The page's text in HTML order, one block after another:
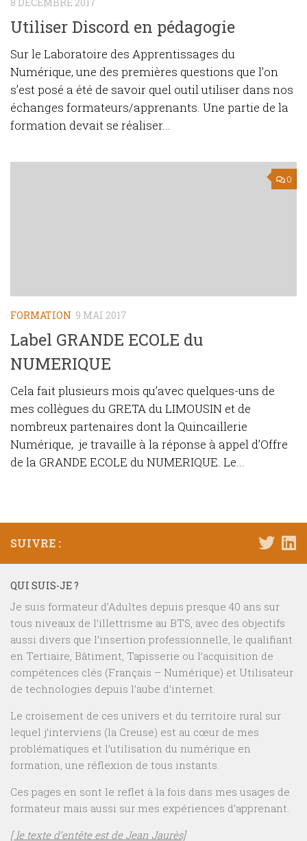
8 DÉCEMBRE 2017
Utiliser Discord en pédagogie
Sur le Laboratoire des Apprentissages du
Numérique, une des premières questions que l’on
s’est posé a été de savoir quel outil utiliser dans nos
échanges formateurs/apprenants. Une partie de la
formation devait se réaliser...
0
FORMATION 9 MAI 2017
Label GRANDE ECOLE du
NUMERIQUE
Cela fait plusieurs mois qu’avec quelques-uns de
mes collègues du GRETA du LIMOUSIN et de
nombreux partenaires dont la Quincaillerie
Numérique, je travaille à la réponse à appel d’Offre
de la GRANDE ECOLE du NUMERIQUE. Le...
SUIVRE :
QUI SUIS-JE ?
Je suis formateur d’Adultes depuis presque 40 ans sur
tous niveaux de l’illettrisme au BTS, avec des objectifs
aussi divers que l’insertion professionnelle, le qualifiant
en Tertiaire, Bâtiment, Tapisserie ou l’acquisition de
compétences clés (Français – Numérique) et Utilisateur
de technologies depuis l’aube d’internet.
Le croisement de ces univers et du territoire rural sur
lequel j’interviens (la Creuse) est au cœur de mes
problématiques et l’utilisation du numérique en
formation, une réflexion de tous instants.
Ces pages en sont le reflet à la fois dans mes usages de
formateur mais aussi sur mes expériences d’apprenant.
[ le texte d’entête est de Jean Jaurès]